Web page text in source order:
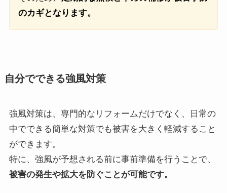
のカギとなります。
自分でできる強風対策
強風対策は、専門的なリフォームだけでなく、日常の
中でできる簡単な対策でも被害を大きく軽減すること
ができます。
特に、強風が予想される前に事前準備を行うことで、
被害の発生や拡大を防ぐことが可能です。